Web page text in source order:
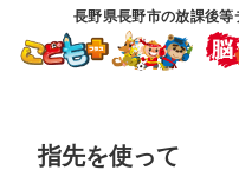
長野県長野市の放課後
指先を使って